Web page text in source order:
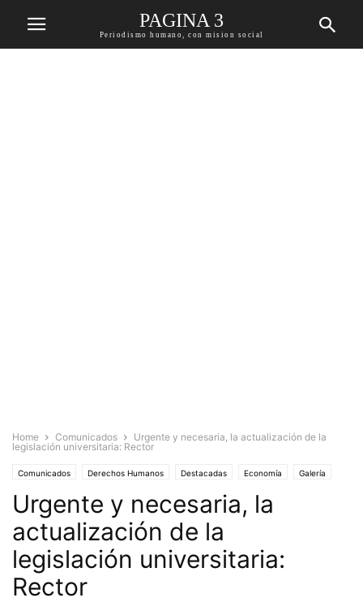
PAGINA 3
Periodismo humano, con mision social
Home Comunicados
Urgente y necesaria, la actualización de la
legislación universitaria: Rector
Comunicados Derechos Humanos Destacadas Economía Galería
Noticias
Urgente y necesaria, la
actualización de la
legislación universitaria:
Rector